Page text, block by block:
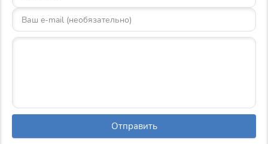
Отправить